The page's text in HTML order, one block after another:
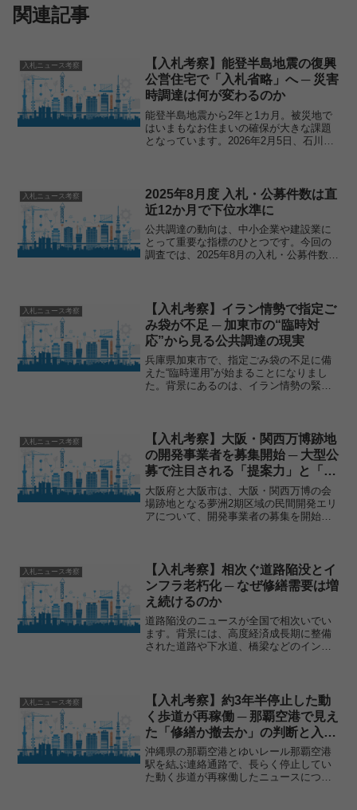
関連記事
入札ニュース考察
【入札考察】能登半島地震の復興
公営住宅で「入札省略」へ ─ 災害
時調達は何が変わるのか
能登半島地震から2年と1カ月。被災地で
はいまもなお住まいの確保が大きな課題
となっています。2026年2月5日、石川県
本協定を締結しま...
入札ニュース考察
2025年8月度 入札・公募件数は直
近12か月で下位水準に
公共調達の動向は、中小企業や建設業に
とって重要な指標のひとつです。今回の
調査では、2025年8月の入札・公募件数が
きに不安を感じさ...
入札ニュース考察
【入札考察】イラン情勢で指定ご
み袋が不足 ─ 加東市の“臨時対
応”から見る公共調達の現実
兵庫県加東市で、指定ごみ袋の不足に備
えた“臨時運用”が始まることになりまし
た。背景にあるのは、イラン情勢の緊迫
ひとつでもあります。一...
入札ニュース考察
【入札考察】大阪・関西万博跡地
の開発事業者を募集開始 ─ 大型公
募で注目される「提案力」と「価
格競争」
大阪府と大阪市は、大阪・関西万博の会
場跡地となる夢洲2期区域の民間開発エリ
アについて、開発事業者の募集を開始し
を目指す大型プロジェ...
入札ニュース考察
【入札考察】相次ぐ道路陥没とイ
ンフラ老朽化 ─ なぜ修繕需要は増
え続けるのか
道路陥没のニュースが全国で相次いでい
ます。背景には、高度経済成長期に整備
された道路や下水道、橋梁などのインフ
技術職員不足、維持管理予...
入札ニュース考察
【入札考察】約3年半停止した動
く歩道が再稼働 ─ 那覇空港で見え
た「修繕か撤去か」の判断と入札
不調のリアル
沖縄県の那覇空港とゆいレール那覇空港
駅を結ぶ連絡通路で、長らく停止してい
た動く歩道が再稼働したニュースについ